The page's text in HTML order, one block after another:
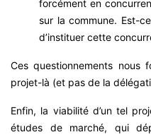
forcément en
sur la commune. Est-
d’instituer cette
Ces questionnements
projet-là (et pas de la
Enfin, la viabilité d’un tel
études de marché, qui